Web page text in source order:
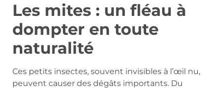
Les mites : un fléau à
dompter en toute
naturalité
Ces petits insectes, souvent invisibles à l’œil nu,
peuvent causer des dégâts importants. Du